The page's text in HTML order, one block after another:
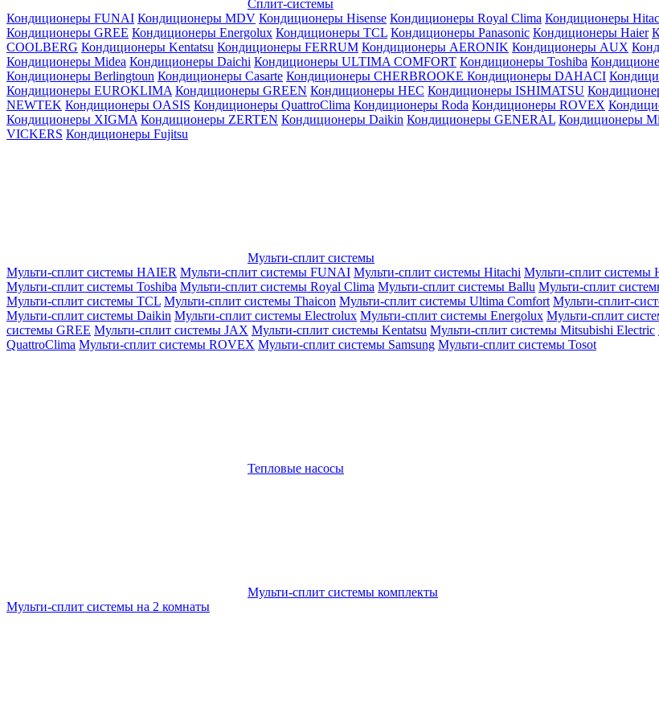
Сплит-системы
Кондиционеры FUNAI Кондиционеры MDV Кондиционеры Hisense Кондиционеры Royal Clima Кондиционеры
Кондиционеры GREE Кондиционеры Energolux Кондиционеры TCL Кондиционеры Panasonic Кондиционеры Haier
СOOLBERG Кондиционеры Kentatsu Кондиционеры FERRUM Кондиционеры AERONIK Кондиционеры AUX
Кондиционеры Midea Кондиционеры Daichi Кондиционеры ULTIMA COMFORT Кондиционеры Toshiba
Кондиционеры Berlingtoun Кондиционеры Casarte Кондиционеры CHERBROOKE Кондиционеры DAHACI
Кондиционеры EUROKLIMA Кондиционеры GREEN Кондиционеры HEC Кондиционеры ISHIMATSU
NEWTEK Кондиционеры OASIS Кондиционеры QuattroClima Кондиционеры Roda Кондиционеры ROVEX
Кондиционеры XIGMA Кондиционеры ZERTEN Кондиционеры Daikin Кондиционеры GENERAL Кондиционеры
VICKERS Кондиционеры Fujitsu
Мульти-сплит системы
Мульти-сплит системы HAIER Мульти-сплит системы FUNAI Мульти-сплит системы Hitachi Мульти-сплит системы
Мульти-сплит системы Toshiba Мульти-сплит системы Royal Clima Мульти-сплит системы Ballu Мульти-сплит
Мульти-сплит системы TCL Мульти-сплит системы Thaicon Мульти-сплит системы Ultima Comfort Мульти-сплит-
Мульти-сплит системы Daikin Мульти-сплит системы Electrolux Мульти-сплит системы Energolux Мульти-сплит
системы GREE Мульти-сплит системы JAX Мульти-сплит системы Kentatsu Мульти-сплит системы Mitsubishi Electric
QuattroClima Мульти-сплит системы ROVEX Мульти-сплит системы Samsung Мульти-сплит системы Tosot
Тепловые насосы
Мульти-сплит системы комплекты
Мульти-сплит системы на 2 комнаты